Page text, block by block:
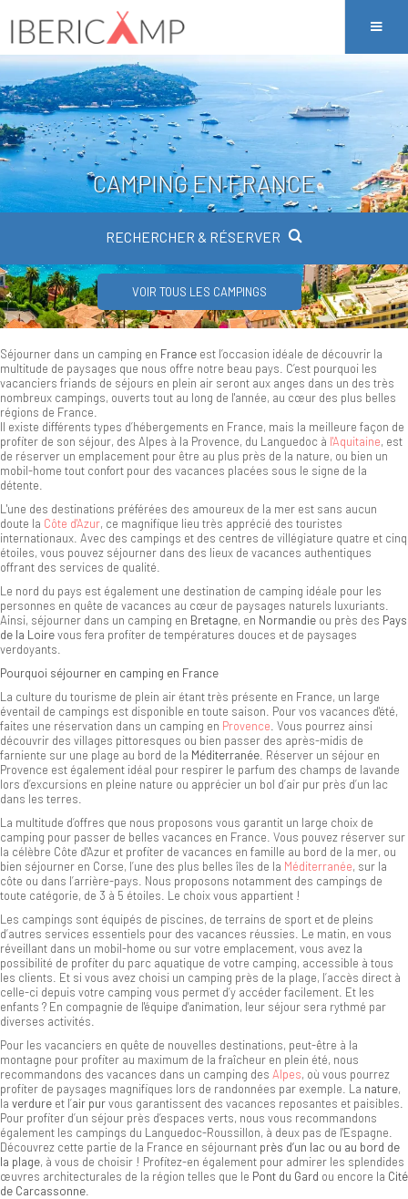
CAMPING EN FRANCE
RECHERCHER & RÉSERVER
VOIR TOUS LES CAMPINGS
Séjourner dans un camping en France est l’occasion idéale de découvrir la
multitude de paysages que nous offre notre beau pays. C’est pourquoi les
vacanciers friands de séjours en plein air seront aux anges dans un des très
nombreux campings, ouverts tout au long de l'année, au cœur des plus belles
régions de France.
Il existe différents types d’hébergements en France, mais la meilleure façon de
profiter de son séjour, des Alpes à la Provence, du Languedoc à l'Aquitaine, est
de réserver un emplacement pour être au plus près de la nature, ou bien un
mobil-home tout confort pour des vacances placées sous le signe de la
détente.
L'une des destinations préférées des amoureux de la mer est sans aucun
doute la Côte d'Azur, ce magnifique lieu très apprécié des touristes
internationaux. Avec des campings et des centres de villégiature quatre et cinq
étoiles, vous pouvez séjourner dans des lieux de vacances authentiques
offrant des services de qualité.
Le nord du pays est également une destination de camping idéale pour les
personnes en quête de vacances au cœur de paysages naturels luxuriants.
Ainsi, séjourner dans un camping en Bretagne, en Normandie ou près des Pays
de la Loirevous fera profiter de températures douces et de paysages
verdoyants.
Pourquoi séjourner en camping en France
La culture du tourisme de plein air étant très présente en France, un large
éventail de campings est disponible en toute saison. Pour vos vacances d'été,
faites une réservation dans un camping en Provence . Vous pourrez ainsi
découvrir des villages pittoresques ou bien passer des après-midis de
farniente sur une plage au bord de la Méditerranée . Réserver un séjour en
Provence est également idéal pour respirer le parfum des champs de lavande
lors d’excursions en pleine nature ou apprécier un bol d’air pur près d’un lac
dans les terres.
La multitude d’offres que nous proposons vous garantit un large choix de
camping pour passer de belles vacances en France. Vous pouvez réserver sur
la célèbre Côte d'Azur et profiter de vacances en famille au bord de la mer, ou
bien séjourner en Corse, l’une des plus belles îles de la Méditerranée, sur la
côte ou dans l’arrière-pays. Nous proposons notamment des campings de
toute catégorie, de 3 à 5 étoiles. Le choix vous appartient !
Les campings sont équipés de piscines, de terrains de sport et de pleins
d’autres services essentiels pour des vacances réussies. Le matin, en vous
réveillant dans un mobil-home ou sur votre emplacement, vous avez la
possibilité de profiter du parc aquatique de votre camping, accessible à tous
les clients. Et si vous avez choisi un camping près de la plage, l’accès direct à
celle-ci depuis votre camping vous permet d’y accéder facilement. Et les
enfants ? En compagnie de l'équipe d'animation, leur séjour sera rythmé par
diverses activités.
Pour les vacanciers en quête de nouvelles destinations, peut-être à la
montagne pour profiter au maximum de la fraîcheur en plein été, nous
recommandons des vacances dans un camping des Alpes, où vous pourrez
profiter de paysages magnifiques lors de randonnées par exemple. La nature,
la verdure et l’air purvous garantissent des vacances reposantes et paisibles.
Pour profiter d’un séjour près d’espaces verts, nous vous recommandons
également les campings du Languedoc-Roussillon, à deux pas de l'Espagne.
Découvrez cette partie de la France en séjournant près d’un lac ou au bord de
la plage, à vous de choisir ! Profitez-en également pour admirer les splendides
œuvres architecturales de la région telles que le Pont du Gard ou encore la Cité
de Carcassonne